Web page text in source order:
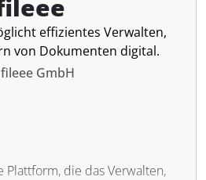
effizientes Verwalten,
von Dokumenten digital.
fileee GmbH
Plattform, die das Verwalten,